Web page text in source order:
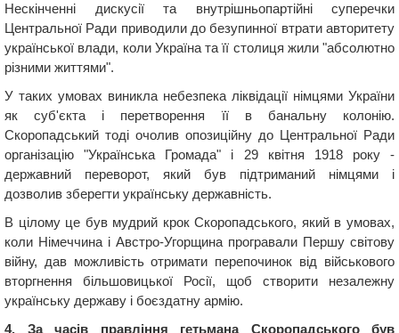
Нескінченні дискусії та внутрішньопартійні суперечки
Центральної Ради приводили до безупинної втрати авторитету
української влади, коли Україна та її столиця жили "абсолютно
різними життями".
У таких умовах виникла небезпека ліквідації німцями України
як суб'єкта і перетворення її в банальну колонію.
Скоропадський тоді очолив опозиційну до Центральної Ради
організацію "Українська Громада" і 29 квітня 1918 року -
державний переворот, який був підтриманий німцями і
дозволив зберегти українську державність.
В цілому це був мудрий крок Скоропадського, який в умовах,
коли Німеччина і Австро-Угорщина програвали Першу світову
війну, дав можливість отримати перепочинок від військового
вторгнення більшовицької Росії, щоб створити незалежну
українську державу і боєздатну армію.
4. За часів правління гетьмана Скоропадського був